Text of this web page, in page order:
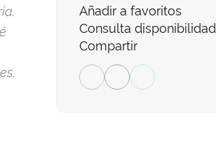
Añadir a favoritos
Consulta disponibilidad
Compartir